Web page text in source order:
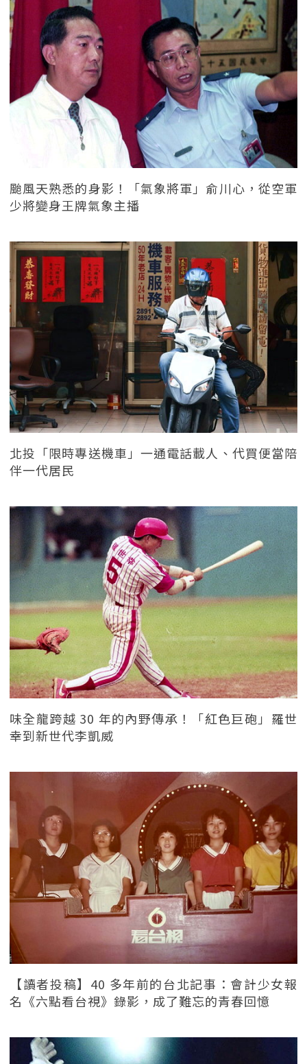
颱風天熟悉的身影！「氣象將軍」俞川心，從空軍
少將變身王牌氣象主播
北投「限時專送機車」一通電話載人、代買便當陪
伴一代居民
味全龍跨越 30 年的內野傳承！「紅色巨砲」羅世
幸到新世代李凱威
【讀者投稿】40 多年前的台北記事：會計少女報
名《六點看台視》錄影，成了難忘的青春回憶